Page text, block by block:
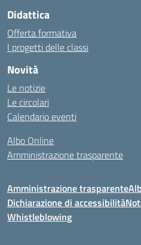
Didattica
Offerta formativa
I progetti delle classi
Novità
Le notizie
Le circolari
Calendario eventi
Albo Online
Amministrazione trasparente
Amministrazione trasparente
Dichiarazione di accessibilità
Whistleblowing